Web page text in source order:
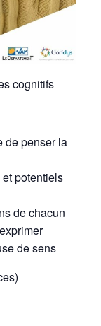
cognitifs
de penser la
potentiels
de chacun
de sens